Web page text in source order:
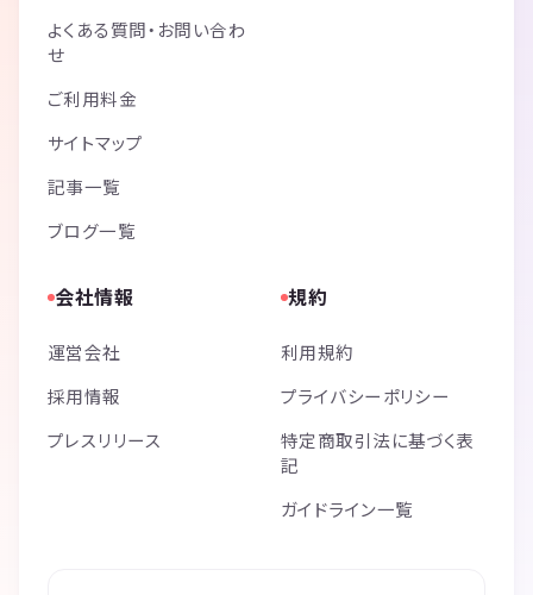
よくある質問・お問い合わ
せ
ご利用料金
サイトマップ
記事一覧
ブログ一覧
会社情報
運営会社
採用情報
プレスリリース
規約
利用規約
プライバシーポリシー
特定商取引法に基づく表
記
ガイドライン一覧